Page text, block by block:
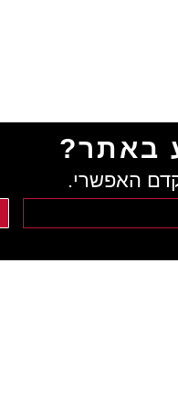
באתר?
האפשרי.